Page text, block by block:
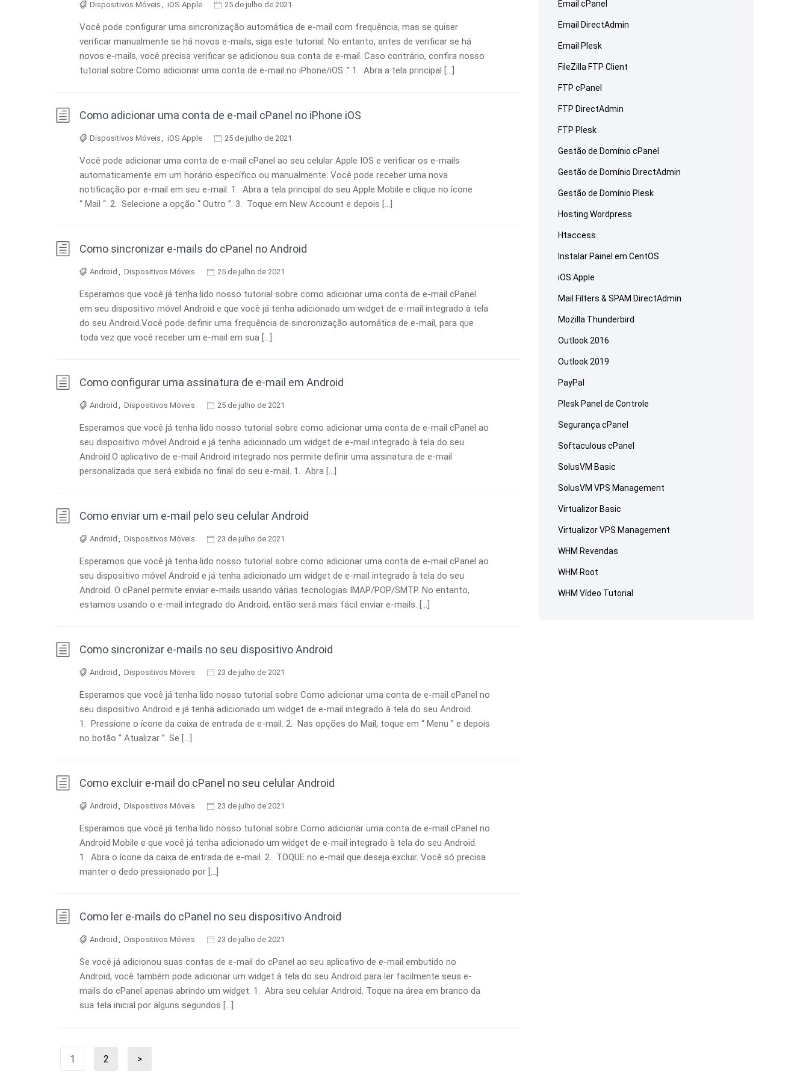
Dispositivos Móveis , iOS Apple 25 de julho de 2021
Você pode configurar uma sincronização automática de e-mail com frequência, mas se quiser
verificar manualmente se há novos e-mails, siga este tutorial. No entanto, antes de verificar se há
novos e-mails, você precisa verificar se adicionou sua conta de e-mail. Caso contrário, confira nosso
tutorial sobre Como adicionar uma conta de e-mail no iPhone/iOS .” 1. Abra a tela principal […]
Como adicionar uma conta de e-mail cPanel no iPhone iOS
Dispositivos Móveis , iOS Apple 25 de julho de 2021
Você pode adicionar uma conta de e-mail cPanel ao seu celular Apple IOS e verificar os e-mails
automaticamente em um horário específico ou manualmente. Você pode receber uma nova
notificação por e-mail em seu e-mail. 1. Abra a tela principal do seu Apple Mobile e clique no ícone
“ Mail “. 2. Selecione a opção “ Outro ”. 3. Toque em New Account e depois […]
Como sincronizar e-mails do cPanel no Android
Android , Dispositivos Móveis 25 de julho de 2021
Esperamos que você já tenha lido nosso tutorial sobre como adicionar uma conta de e-mail cPanel
em seu dispositivo móvel Android e que você já tenha adicionado um widget de e-mail integrado à tela
do seu Android.Você pode definir uma frequência de sincronização automática de e-mail, para que
toda vez que você receber um e-mail em sua […]
Como configurar uma assinatura de e-mail em Android
Android , Dispositivos Móveis 25 de julho de 2021
Esperamos que você já tenha lido nosso tutorial sobre como adicionar uma conta de e-mail cPanel ao
seu dispositivo móvel Android e já tenha adicionado um widget de e-mail integrado à tela do seu
Android.O aplicativo de e-mail Android integrado nos permite definir uma assinatura de e-mail
personalizada que será exibida no final do seu e-mail. 1. Abra […]
Como enviar um e-mail pelo seu celular Android
Android , Dispositivos Móveis 23 de julho de 2021
Esperamos que você já tenha lido nosso tutorial sobre como adicionar uma conta de e-mail cPanel ao
seu dispositivo móvel Android e já tenha adicionado um widget de e-mail integrado à tela do seu
Android. O cPanel permite enviar e-mails usando várias tecnologias IMAP/POP/SMTP. No entanto,
estamos usando o e-mail integrado do Android, então será mais fácil enviar e-mails. […]
Como sincronizar e-mails no seu dispositivo Android
Android , Dispositivos Móveis 23 de julho de 2021
Esperamos que você já tenha lido nosso tutorial sobre Como adicionar uma conta de e-mail cPanel no
seu dispositivo Android e já tenha adicionado um widget de e-mail integrado à tela do seu Android.
1. Pressione o ícone da caixa de entrada de e-mail. 2. Nas opções do Mail, toque em “ Menu ” e depois
no botão “ Atualizar ”. Se […]
Como excluir e-mail do cPanel no seu celular Android
Android , Dispositivos Móveis 23 de julho de 2021
Esperamos que você já tenha lido nosso tutorial sobre Como adicionar uma conta de e-mail cPanel no
Android Mobile e que você já tenha adicionado um widget de e-mail integrado à tela do seu Android.
1. Abra o ícone da caixa de entrada de e-mail. 2. TOQUE no e-mail que deseja excluir. Você só precisa
manter o dedo pressionado por […]
Como ler e-mails do cPanel no seu dispositivo Android
Android , Dispositivos Móveis 23 de julho de 2021
Se você já adicionou suas contas de e-mail do cPanel ao seu aplicativo de e-mail embutido no
Android, você também pode adicionar um widget à tela do seu Android para ler facilmente seus e-
mails do cPanel apenas abrindo um widget. 1. Abra seu celular Android. Toque na área em branco da
sua tela inicial por alguns segundos […]
Paginação
Página
1
Página
2 >
Email cPanel
Email DirectAdmin
Email Plesk
FileZilla FTP Client
FTP cPanel
FTP DirectAdmin
FTP Plesk
Gestão de Domínio cPanel
Gestão de Domínio DirectAdmin
Gestão de Domínio Plesk
Hosting Wordpress
Htaccess
Instalar Painel em CentOS
iOS Apple
Mail Filters & SPAM DirectAdmin
Mozilla Thunderbird
Outlook 2016
Outlook 2019
PayPal
Plesk Panel de Controle
Segurança cPanel
Softaculous cPanel
SolusVM Basic
SolusVM VPS Management
Virtualizor Basic
Virtualizor VPS Management
WHM Revendas
WHM Root
WHM Vídeo Tutorial